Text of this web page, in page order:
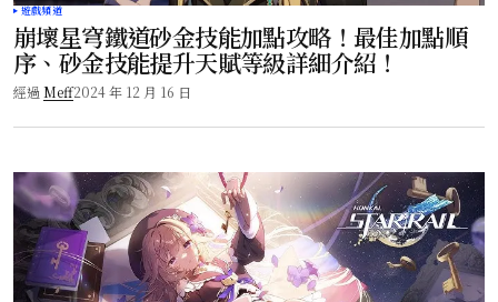
遊戲頻道
崩壞星穹鐵道砂金技能加點攻略！最佳加點順
序、砂金技能提升天賦等級詳細介紹！
經過 Meff2024 年 12 月 16 日